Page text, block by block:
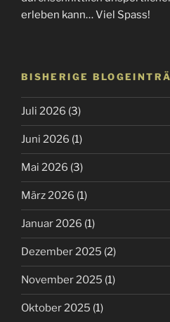
erleben kann… Viel Spass!
BISHERIGE
Juli 2026 (3)
Juni 2026 (1)
Mai 2026 (3)
März 2026 (1)
Januar 2026 (1)
Dezember 2025 (2)
November 2025 (1)
Oktober 2025 (1)